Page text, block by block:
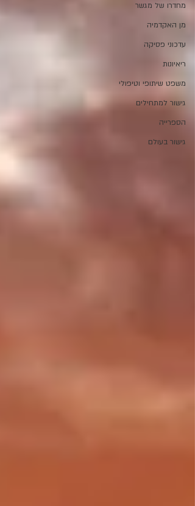
מחדרו של מגשר
מן האקדמיה
עדכוני פסיקה
ריאיונות
משפט שיתופי וטיפולי
גישור למתחילים
הספרייה
גישור בעולם